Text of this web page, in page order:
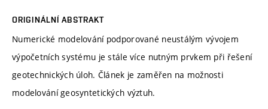
ORIGINÁLNÍ ABSTRAKT
Numerické modelování podporované neustálým vývojem
výpočetních systému je stále více nutným prvkem při řešení
geotechnických úloh. Článek je zaměřen na možnosti
modelování geosyntetických výztuh.